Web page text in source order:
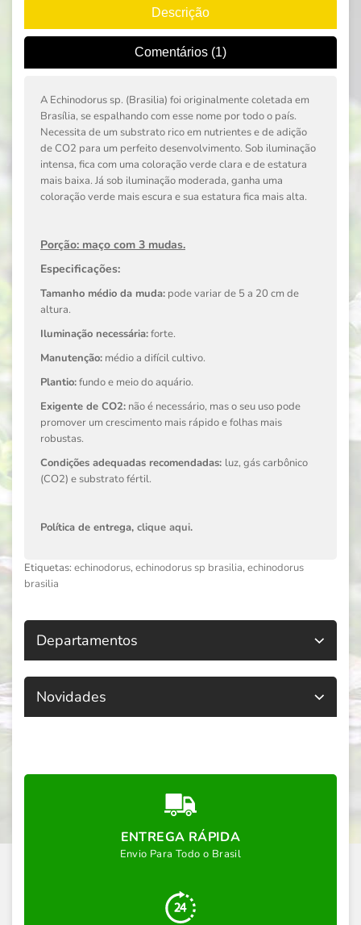
Descrição
Comentários (1)
A Echinodorus sp. (Brasilia) foi originalmente coletada em
Brasília, se espalhando com esse nome por todo o país.
Necessita de um substrato rico em nutrientes e de adição
de CO2 para um perfeito desenvolvimento. Sob iluminação
intensa, fica com uma coloração verde clara e de estatura
mais baixa. Já sob iluminação moderada, ganha uma
coloração verde mais escura e sua estatura fica mais alta.
Porção: maço com 3 mudas.
Especificações:
Tamanho médio da muda: pode variar de 5 a 20 cm de
altura.
Iluminação necessária:forte.
Manutenção: médio a difícil cultivo.
Plantio:fundo e meio do aquário.
Exigente de CO2: não é necessário, mas o seu uso pode
promover um crescimento mais rápido e folhas mais
robustas.
Condições adequadas recomendadas: luz, gás carbônico
(CO2) e substrato fértil.
Política de entrega, clique aqui.
Etiquetas: echinodorus, echinodorus sp brasilia, echinodorus
brasilia
Departamentos
Novidades
ENTREGA RÁPIDA
Envio Para Todo o Brasil